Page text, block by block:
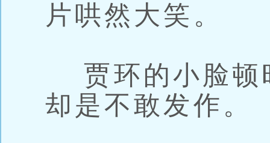
片哄然大笑。
贾环的小脸顿
却是不敢发作。